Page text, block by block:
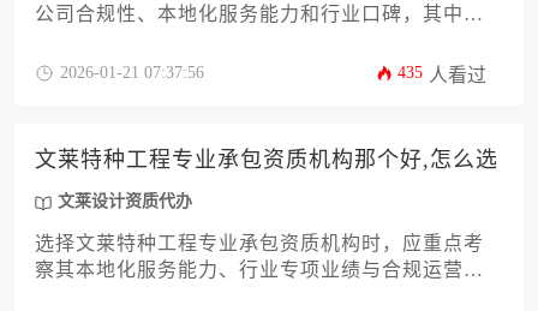
公司合规性、本地化服务能力和行业口碑，其中具
程中文支持的代理机构更值得信赖。
2026-01-21 07:37:56 435 人看过
文莱特种工程专业承包资质机构那个好,怎么选
文莱设计资质代办
选择文莱特种工程专业承包资质机构时，应重点考
察其本地化服务能力、行业专项业绩与合规运营记